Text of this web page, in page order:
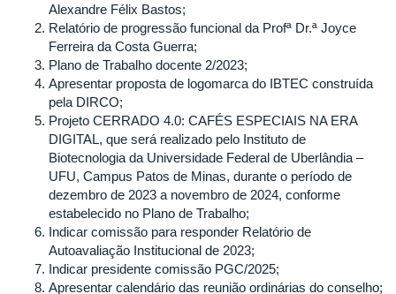
DA
UNIVERSIDADE
FEDERAL
DE
UBERLÂNDIA
Alexandre Félix Bastos;
Relatório de progressão funcional da Profª Dr.ª Joyce
Ferreira da Costa Guerra;
Plano de Trabalho docente 2/2023;
Apresentar proposta de logomarca do IBTEC construída
pela DIRCO;
Projeto CERRADO 4.0: CAFÉS ESPECIAIS NA ERA
DIGITAL, que será realizado pelo Instituto de
Biotecnologia da Universidade Federal de Uberlândia –
UFU, Campus Patos de Minas, durante o período de
dezembro de 2023 a novembro de 2024, conforme
estabelecido no Plano de Trabalho;
Indicar comissão para responder Relatório de
Autoavaliação Institucional de 2023;
Indicar presidente comissão PGC/2025;
Apresentar calendário das reunião ordinárias do conselho;